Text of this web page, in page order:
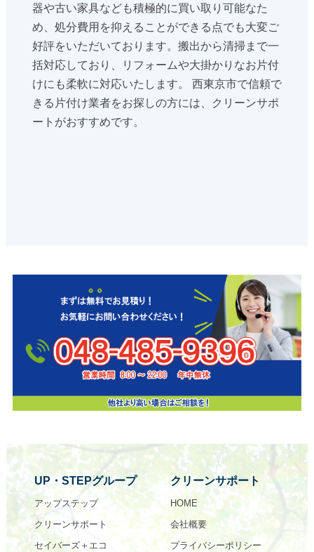
器や古い家具なども積極的に買い取り可能なた
め、処分費用を抑えることができる点でも大変ご
好評をいただいております。搬出から清掃まで一
括対応しており、リフォームや大掛かりなお片付
けにも柔軟に対応いたします。 西東京市で信頼で
きる片付け業者をお探しの方には、クリーンサポ
ートがおすすめです。
UP・STEPグループ
アップステップ
クリーンサポート
セイバーズ＋エコ
クリーンサポート
HOME
会社概要
プライバシーポリシー